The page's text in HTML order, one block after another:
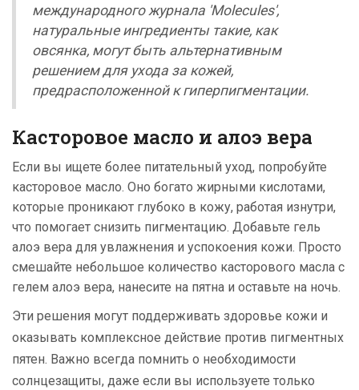
международного журнала 'Molecules',
натуральные ингредиенты такие, как
овсянка, могут быть альтернативным
решением для ухода за кожей,
предрасположенной к гиперпигментации.
Касторовое масло и алоэ вера
Если вы ищете более питательный уход, попробуйте
касторовое масло. Оно богато жирными кислотами,
которые проникают глубоко в кожу, работая изнутри,
что помогает снизить пигментацию. Добавьте гель
алоэ вера для увлажнения и успокоения кожи. Просто
смешайте небольшое количество касторового масла с
гелем алоэ вера, нанесите на пятна и оставьте на ночь.
Эти решения могут поддерживать здоровье кожи и
оказывать комплексное действие против пигментных
пятен. Важно всегда помнить о необходимости
солнцезащиты, даже если вы используете только